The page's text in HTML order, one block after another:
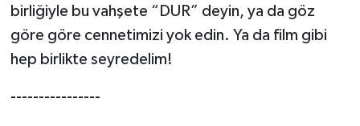
birliğiyle bu vahşete “DUR” deyin, ya da göz
göre göre cennetimizi yok edin. Ya da film gibi
hep birlikte seyredelim!
----------------